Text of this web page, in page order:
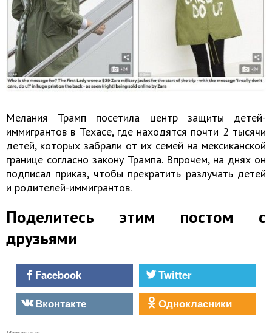
Мелания Трамп посетила центр защиты детей-
иммигрантов в Техасе, где находятся почти 2 тысячи
детей, которых забрали от их семей на мексиканской
границе согласно закону Трампа. Впрочем, на днях он
подписал приказ, чтобы прекратить разлучать детей
и родителей-иммигрантов.
Поделитесь этим постом с
друзьями
Facebook
Twitter
Вконтакте
Однокласники